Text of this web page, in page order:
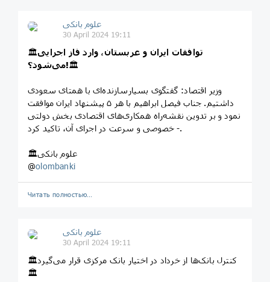
علوم بانکی
30 April 2024 19:11
🏛توافقات ایران و عربستان، وارد فاز اجرایی
می‌شود؟!🏛
وزیر اقتصاد: گفتگوی بسیارسازنده‌ای با همتای سعودی
داشتیم. جناب فیصل ابراهیم با هر ۵ پیشنهاد ایران موافقت
نمود و بر تدوین نقشه‌راه همکاری‌های اقتصادی بخش دولتی
- خصوصی و سرعت در اجرای آن، تاکید کرد.
🏛علوم بانکی
@olombanki
Читать полностью…
علوم بانکی
30 April 2024 19:11
🏛کنترل بانک‌ها از خرداد در اختیار بانک مرکزی قرار می‌گیرد
🏛